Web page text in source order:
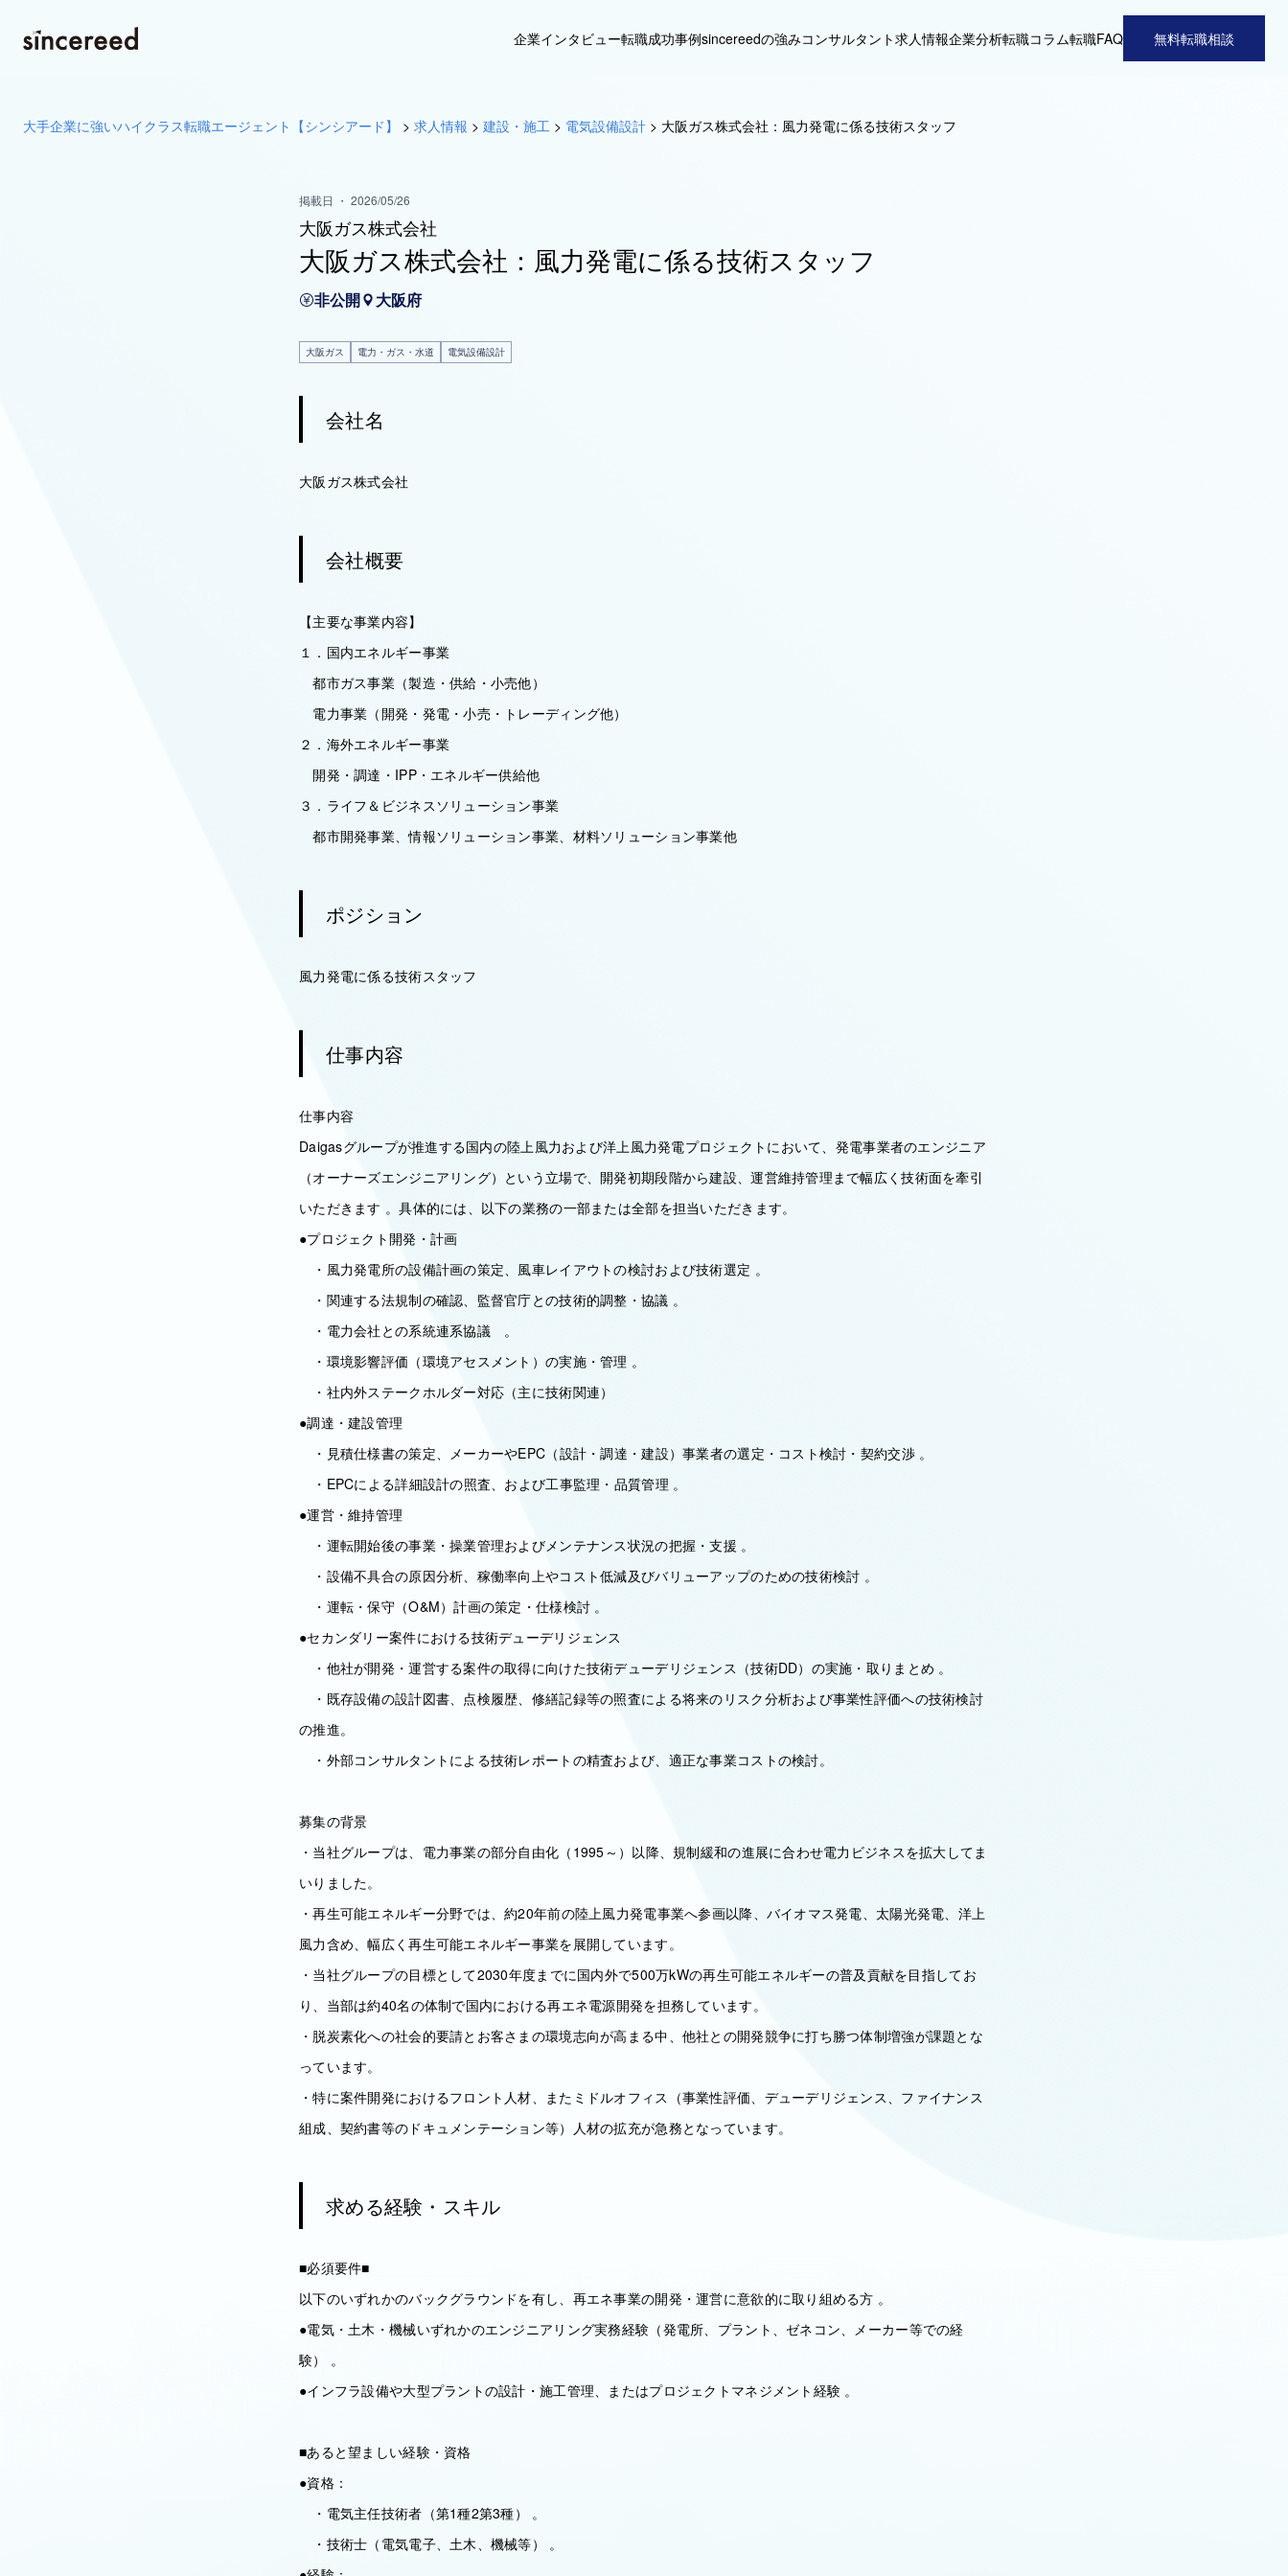
企業インタビュー転職成功事例sincereedの強みコンサルタント求人情報企業分析転職コラム転職FAQ 無料転職相談
大手企業に強いハイクラス転職エージェント【シンシアード】 > 求人情報 > 建設・施工 > 電気設備設計 > 大阪ガス株式会社：風力発電に係る技術スタッフ
掲載日 ・ 2026/05/26
大阪ガス株式会社
大阪ガス株式会社：風力発電に係る技術スタッフ
非公開 大阪府
大阪ガス 電力・ガス・水道 電気設備設計
会社名
大阪ガス株式会社
会社概要
【主要な事業内容】
１．国内エネルギー事業
都市ガス事業（製造・供給・小売他）
電力事業（開発・発電・小売・トレーディング他）
２．海外エネルギー事業
開発・調達・IPP・エネルギー供給他
３．ライフ＆ビジネスソリューション事業
都市開発事業、情報ソリューション事業、材料ソリューション事業他
ポジション
風力発電に係る技術スタッフ
仕事内容
仕事内容
Daigasグループが推進する国内の陸上風力および洋上風力発電プロジェクトにおいて、発電事業者のエンジニア
（オーナーズエンジニアリング）という立場で、開発初期段階から建設、運営維持管理まで幅広く技術面を牽引
いただきます 。具体的には、以下の業務の一部または全部を担当いただきます。
●プロジェクト開発・計画
・風力発電所の設備計画の策定、風車レイアウトの検討および技術選定 。
・関連する法規制の確認、監督官庁との技術的調整・協議 。
・電力会社との系統連系協議 。
・環境影響評価（環境アセスメント）の実施・管理 。
・社内外ステークホルダー対応（主に技術関連）
●調達・建設管理
・見積仕様書の策定、メーカーやEPC（設計・調達・建設）事業者の選定・コスト検討・契約交渉 。
・EPCによる詳細設計の照査、および工事監理・品質管理 。
●運営・維持管理
・運転開始後の事業・操業管理およびメンテナンス状況の把握・支援 。
・設備不具合の原因分析、稼働率向上やコスト低減及びバリューアップのための技術検討 。
・運転・保守（O&M）計画の策定・仕様検討 。
●セカンダリー案件における技術デューデリジェンス
・他社が開発・運営する案件の取得に向けた技術デューデリジェンス（技術DD）の実施・取りまとめ 。
・既存設備の設計図書、点検履歴、修繕記録等の照査による将来のリスク分析および事業性評価への技術検討
の推進。
・外部コンサルタントによる技術レポートの精査および、適正な事業コストの検討。
募集の背景
・当社グループは、電力事業の部分自由化（1995～）以降、規制緩和の進展に合わせ電力ビジネスを拡大してま
いりました。
・再生可能エネルギー分野では、約20年前の陸上風力発電事業へ参画以降、バイオマス発電、太陽光発電、洋上
風力含め、幅広く再生可能エネルギー事業を展開しています。
・当社グループの目標として2030年度までに国内外で500万kWの再生可能エネルギーの普及貢献を目指してお
り、当部は約40名の体制で国内における再エネ電源開発を担務しています。
・脱炭素化への社会的要請とお客さまの環境志向が高まる中、他社との開発競争に打ち勝つ体制増強が課題とな
っています。
・特に案件開発におけるフロント人材、またミドルオフィス（事業性評価、デューデリジェンス、ファイナンス
組成、契約書等のドキュメンテーション等）人材の拡充が急務となっています。
求める経験・スキル
■必須要件■
以下のいずれかのバックグラウンドを有し、再エネ事業の開発・運営に意欲的に取り組める方 。
●電気・土木・機械いずれかのエンジニアリング実務経験（発電所、プラント、ゼネコン、メーカー等での経
験） 。
●インフラ設備や大型プラントの設計・施工管理、またはプロジェクトマネジメント経験 。
■あると望ましい経験・資格
●資格：
・電気主任技術者（第1種2第3種） 。
・技術士（電気電子、土木、機械等） 。